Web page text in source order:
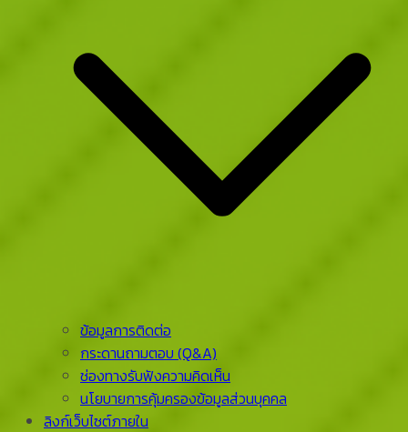
ข้อมูลการติดต่อ
กระดานถามตอบ (Q&A)
ช่องทางรับฟังความคิดเห็น
นโยบายการคุ้มครองข้อมูลส่วนบุคคล
ลิงก์เว็บไซต์ภายใน